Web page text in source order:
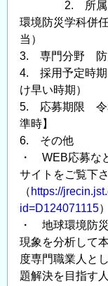
案
内
震
工
会・
大
会-2024」
開
ご
周
お
願
い
2. 所属
環境防災学科併
当）
3. 専門分野 防
4. 採用予定時
け早い時期）
5. 応募期限 令
準時】
6. その他
・ WEB応募な
サイトをご覧下さ
（ https://
id=D124071115）
・ 地球環境防
現象を分析して
度専門職業人と
題解決を目指す